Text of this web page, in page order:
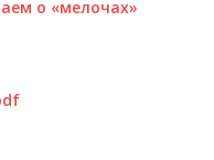
о «мелочах»